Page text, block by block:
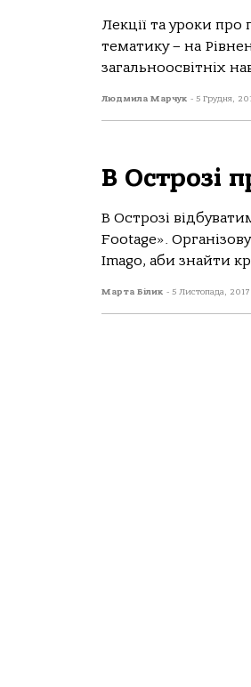
Лекції та уроки
тематику – на
загальноосвітніх
Людмила Марчук - 5 Грудня,
В Острозі
В Острозі
Footage».
Imago, аби знайти
Марта Білик - 5 Листопада, 2017